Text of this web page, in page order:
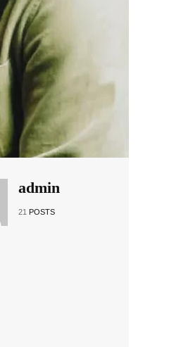
admin
21 POSTS